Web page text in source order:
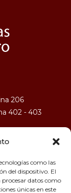
como las
del dispositivo. El
datos como
únicas en este
206
402 - 403